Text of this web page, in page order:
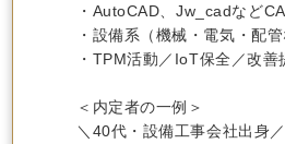
・AutoCAD、Jw_cadなど
・設備系（機械・電気・配
・TPM活動／IoT保全／改
＜内定者の一例＞
＼40代・設備工事会社出身／